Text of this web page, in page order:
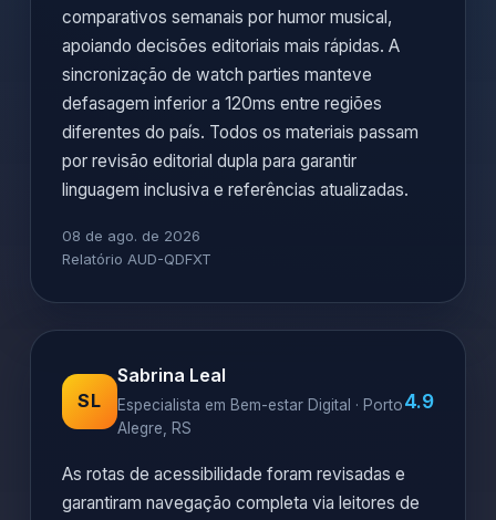
comparativos semanais por humor musical,
apoiando decisões editoriais mais rápidas. A
sincronização de watch parties manteve
defasagem inferior a 120ms entre regiões
diferentes do país. Todos os materiais passam
por revisão editorial dupla para garantir
linguagem inclusiva e referências atualizadas.
08 de ago. de 2026
Relatório AUD-QDFXT
SL
Sabrina Leal
Especialista em Bem-estar Digital · Porto
Alegre, RS
4.9
As rotas de acessibilidade foram revisadas e
garantiram navegação completa via leitores de